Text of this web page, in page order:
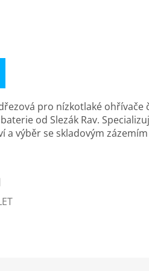
pro nízkotlaké ohřívače
od Slezák Rav.
výběr se skladovým zázemím